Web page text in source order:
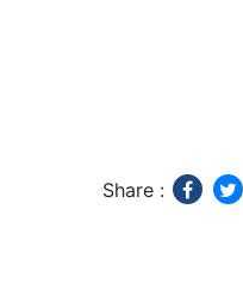
Share :